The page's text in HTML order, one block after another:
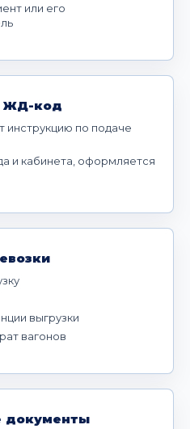
или его
ЖД-код
инструкцию по подаче
и кабинета, оформляется
выгрузки
вагонов
документы